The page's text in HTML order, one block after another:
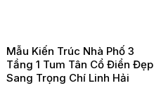
Mẫu Kiến Trúc Nhà Phố 3
Tầng 1 Tum Tân Cổ Điển Đẹp
Sang Trọng Chí Linh Hải